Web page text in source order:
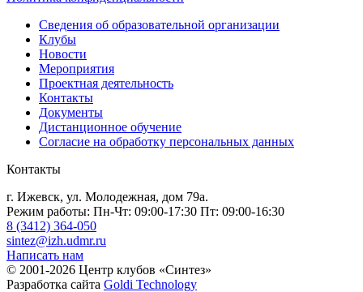
Сведения об образовательной организации
Клубы
Новости
Мероприятия
Проектная деятельность
Контакты
Документы
Дистанционное обучение
Согласие на обработку персональных данных
Контакты
г. Ижевск, ул. Молодежная, дом 79а.
Режим работы: Пн-Чт: 09:00-17:30 Пт: 09:00-16:30
8 (3412) 364-050
sintez@izh.udmr.ru
Написать нам
© 2001-2026 Центр клубов «Синтез»
Разработка сайта Goldi Technology